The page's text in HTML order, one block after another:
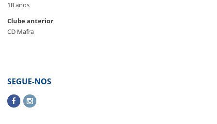
18 anos
Clube anterior
CD Mafra
SEGUE-NOS